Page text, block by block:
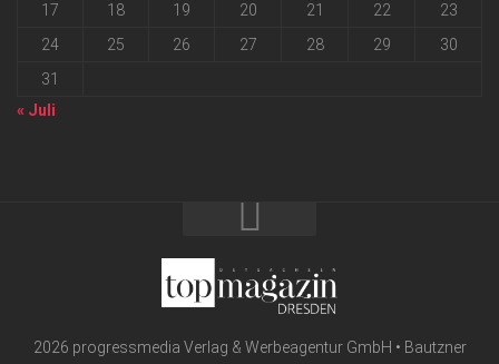
17
18 19 20 21 22
23
24
25 26 27 28 29
30
31
« Juli
2026 progressmedia Verlag & Werbeagentur GmbH • Bautzner